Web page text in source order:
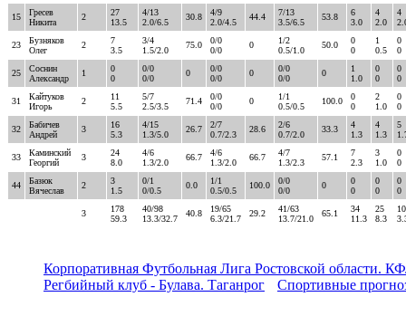
15
Гресев
Никита
2
27
13.5
4/13
2.0/6.5
30.8
4/9
2.0/4.5
44.4
7/13
3.5/6.5
53.8
6
3.0
4
2.0
4
23
Бузняков
Олег
2
7
3.5
3/4
1.5/2.0
75.0
0/0
0/0
0
1/2
0.5/1.0
50.0
0
0
1
0.5
0
0
25
Соснин
Александр
1
0
0
0/0
0/0
0
0/0
0/0
0
0/0
0/0
0
1
1.0
0
0
0
0
31
Кайтуков
Игорь
2
11
5.5
5/7
2.5/3.5
71.4
0/0
0/0
0
1/1
0.5/0.5
100.0
0
0
2
1.0
0
0
32
Бабичев
Андрей
3
16
5.3
4/15
1.3/5.0
26.7
2/7
0.7/2.3
28.6
2/6
0.7/2.0
33.3
4
1.3
4
1.3
5
33
Каминский
Георгий
3
24
8.0
4/6
1.3/2.0
66.7
4/6
1.3/2.0
66.7
4/7
1.3/2.3
57.1
7
2.3
3
1.0
0
0
44
Базюк
Вячеслав
2
3
1.5
0/1
0/0.5
0.0
1/1
0.5/0.5
100.0
0/0
0/0
0
0
0
0
0
0
0
3
178
59.3
40/98
13.3/32.7
40.8
19/65
6.3/21.7
29.2
41/63
13.7/21.0
65.1
34
11.3
25
8.3
10
Корпоративная Футбольная Лига Ростовской области.
Регбийный клуб - Булава. Таганрог
Спортивные